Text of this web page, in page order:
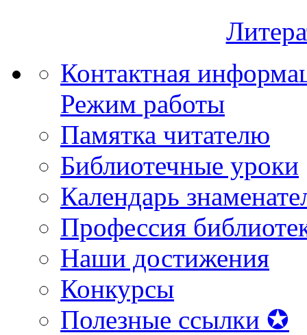
Контактная
Режим работы
Памятка читателю
Библиотечные уроки
Календарь
Профессия
Наши достижения
Конкурсы
Полезные ссылки ✪